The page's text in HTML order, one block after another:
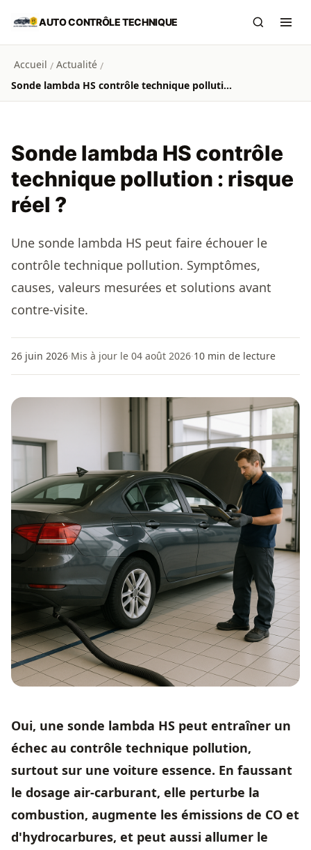
Aller au contenu principal
AUTO CONTRÔLE TECHNIQUE
Accueil / Actualité /
Sonde lambda HS contrôle technique pollution : risque réel ?
Sonde lambda HS contrôle
technique pollution : risque
réel ?
Une sonde lambda HS peut faire échouer le
contrôle technique pollution. Symptômes,
causes, valeurs mesurées et solutions avant
contre-visite.
26 juin 2026·Mis à jour le 04 août 2026·10 min de lecture
Oui, une sonde lambda HS peut entraîner un
échec au contrôle technique pollution,
surtout sur une voiture essence. En faussant
le dosage air-carburant, elle perturbe la
combustion, augmente les émissions de CO et
d'hydrocarbures, et peut aussi allumer le